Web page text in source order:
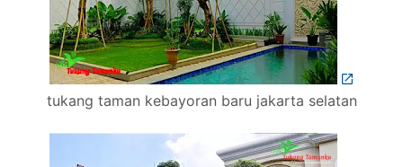
tukang taman kebayoran baru jakarta selatan